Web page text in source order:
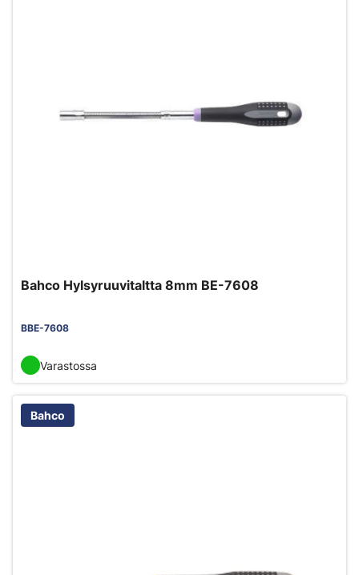
Bahco Hylsyruuvitaltta 8mm BE-7608
BBE-7608
Varastossa
Bahco